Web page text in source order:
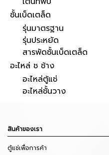
ชั้นเบ็ดเตล็ด
รุ่นมาตรฐาน
รุ่นประหยัด
สารพัดชั้นเบ็ดเตล็ด
อะไหล่ ช ช้าง
อะไหล่ตู้แช่
อะไหล่ชั้นวาง
สินค้าของเรา
ตู้แช่เพื่อการค้า